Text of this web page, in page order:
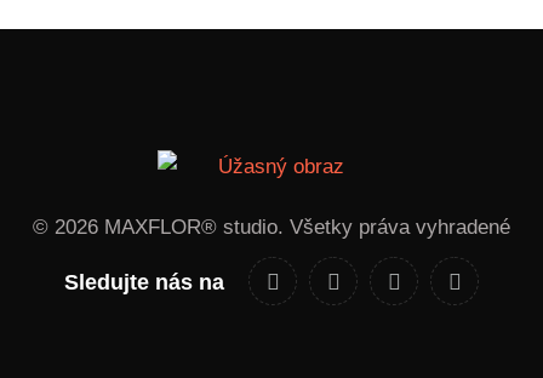
through
© 2026 MAXFLOR® studio. Všetky práva vyhradené
Sledujte nás na